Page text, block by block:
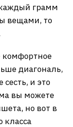
грамм
вещами, то
диагональ,
и это
вы можете
но вот в
класса